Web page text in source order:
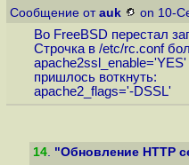
Сообщение от auk on 10-
Во FreeBSD перестал
Строчка в /etc/rc.conf
apache2ssl_enable='YES'
пришлось воткнуть:
apache2_flags='-DSSL'
14. "Обновление HTTP